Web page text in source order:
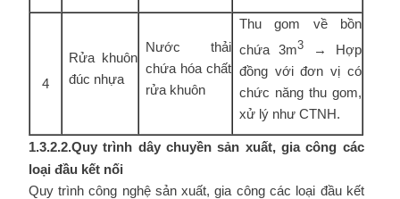
4
Rửa khuôn
đúc nhựa
Nước thải
chứa hóa chất
rửa khuôn
Thu gom về bồn
chứa 3m3
→ Hợp
đồng với đơn vị có
chức năng thu gom,
xử lý như CTNH.
1.3.2.2.Quy trình dây chuyền sản xuất, gia công các
loại đầu kết nối
Quy trình công nghệ sản xuất, gia công các loại đầu kết